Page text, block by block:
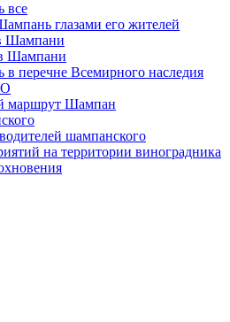
все
глазами его жителей
Шампани
Шампани
перечне Всемирного наследия
маршрут Шампан
шампанского
на территории виноградника